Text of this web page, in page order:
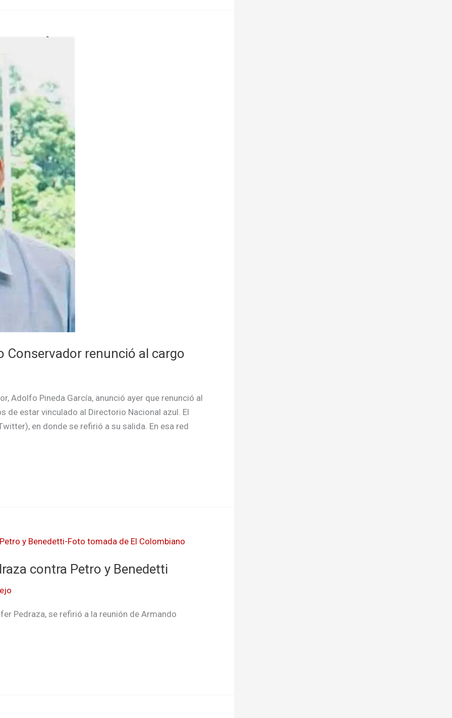
Conservador renunció al cargo
Adolfo Pineda García, anunció ayer que renunció al
de estar vinculado al Directorio Nacional azul. El
en donde se refirió a su salida. En esa red
contra Petro y Benedetti
Pedraza, se refirió a la reunión de Armando